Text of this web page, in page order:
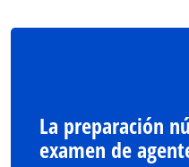
La preparación
examen de